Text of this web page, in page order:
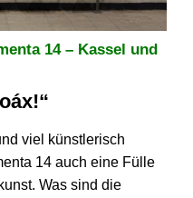
14 – Kassel und
viel künstlerisch
14 auch eine Fülle
Was sind die